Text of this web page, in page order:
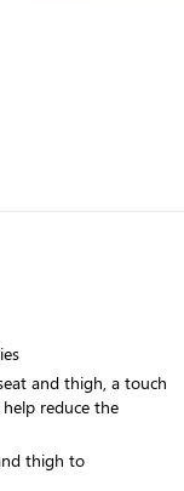
and thigh, a touch
reduce the
thigh to